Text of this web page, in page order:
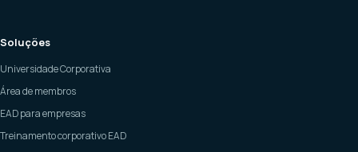
Soluções
Universidade Corporativa
Área de membros
EAD para empresas
Treinamento corporativo EAD